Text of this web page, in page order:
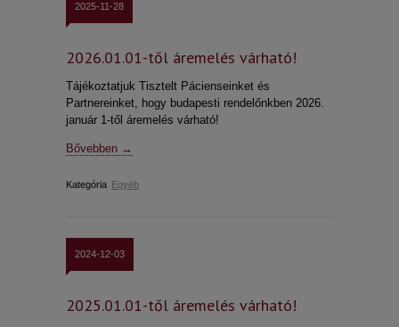
2025-11-28
2026.01.01-től áremelés várható!
Tájékoztatjuk Tisztelt Pácienseinket és
Partnereinket, hogy budapesti rendelőnkben 2026.
január 1-től áremelés várható!
Bővebben →
Kategória Egyéb
2024-12-03
2025.01.01-től áremelés várható!